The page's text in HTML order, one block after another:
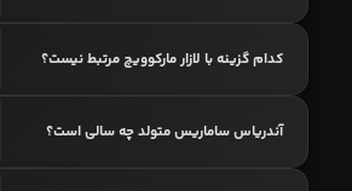
کدام گزینه با لازار مارکوویچ مرتبط نیست؟
آندریاس ساماریس متولد چه سالی است؟